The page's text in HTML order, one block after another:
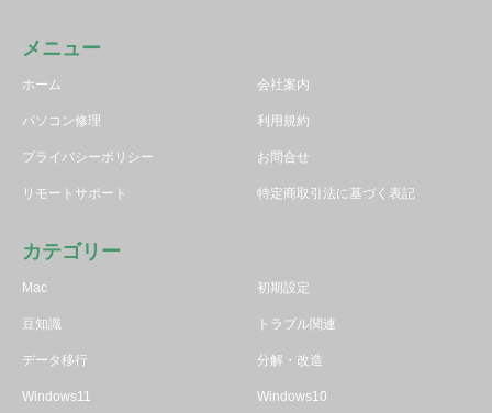
メニュー
ホーム 会社案内
パソコン修理 利用規約
プライバシーポリシー お問合せ
リモートサポート 特定商取引法に基づく表記
カテゴリー
Mac 初期設定
豆知識 トラブル関連
データ移行 分解・改造
Windows11 Windows10